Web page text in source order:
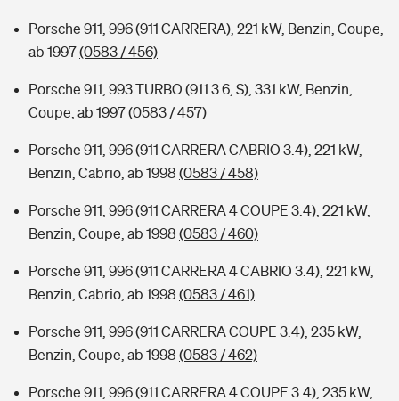
Porsche 911, 996 (911 CARRERA), 221 kW, Benzin, Coupe,
ab 1997(0583 / 456)
Porsche 911, 993 TURBO (911 3.6, S), 331 kW, Benzin,
Coupe, ab 1997(0583 / 457)
Porsche 911, 996 (911 CARRERA CABRIO 3.4), 221 kW,
Benzin, Cabrio, ab 1998 (0583 / 458)
Porsche 911, 996 (911 CARRERA 4 COUPE 3.4), 221 kW,
Benzin, Coupe, ab 1998 (0583 / 460)
Porsche 911, 996 (911 CARRERA 4 CABRIO 3.4), 221 kW,
Benzin, Cabrio, ab 1998 (0583 / 461)
Porsche 911, 996 (911 CARRERA COUPE 3.4), 235 kW,
Benzin, Coupe, ab 1998 (0583 / 462)
Porsche 911, 996 (911 CARRERA 4 COUPE 3.4), 235 kW,